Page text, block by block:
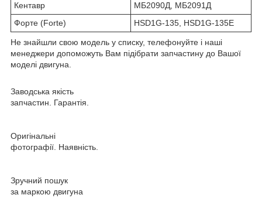
Кентавр
МБ2090Д, МБ2091Д
Форте (Forte)
HSD1G-135, HSD1G-135E
Не знайшли свою модель у списку, телефонуйте і наші
менеджери допоможуть Вам підібрати запчастину до Вашої
моделі двигуна.
Заводська якість
запчастин. Гарантія.
Оригінальні
фотографії. Наявність.
Зручний пошук
за маркою двигуна